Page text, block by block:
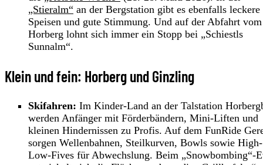
„Stieralm“ an der Bergstation gibt es ebenfalls leckere
Speisen und gute Stimmung. Und auf der Abfahrt vom
Horberg lohnt sich immer ein Stopp bei „Schiestls
Sunnalm“.
Klein und fein: Horberg und Ginzling
Skifahren: Im Kinder-Land an der Talstation
werden Anfänger mit Förderbändern, Mini-Liften und
kleinen Hindernissen zu Profis. Auf dem FunRide
sorgen Wellenbahnen, Steilkurven, Bowls sowie
Low-Fives für Abwechslung. Beim „Snowbombing“-